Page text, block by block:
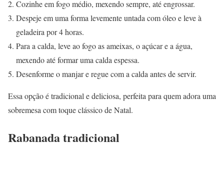
Cozinhe em fogo médio, mexendo sempre, até engrossar.
Despeje em uma forma levemente untada com óleo e leve à
geladeira por 4 horas.
Para a calda, leve ao fogo as ameixas, o açúcar e a água,
mexendo até formar uma calda espessa.
Desenforme o manjar e regue com a calda antes de servir.
Essa opção é tradicional e deliciosa, perfeita para quem adora uma
sobremesa com toque clássico de Natal.
Rabanada tradicional